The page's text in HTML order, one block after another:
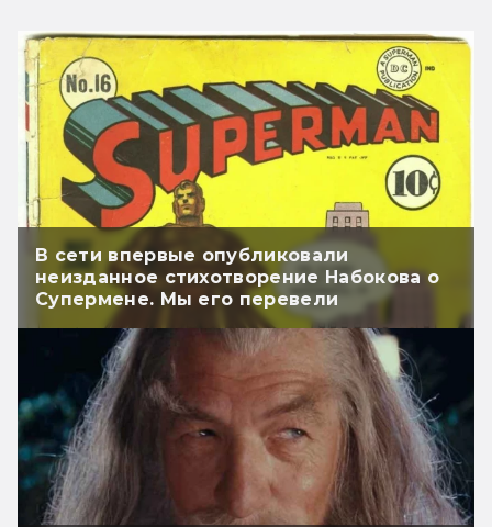
В сети впервые опубликовали
неизданное стихотворение Набокова о
Супермене. Мы его перевели